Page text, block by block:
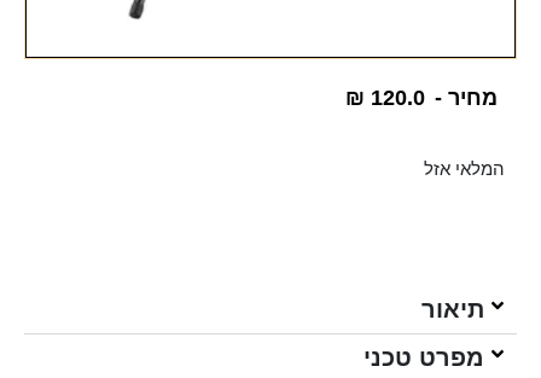
מחיר - ₪ 120.0
המלאי אזל
תיאור
מפרט טכני